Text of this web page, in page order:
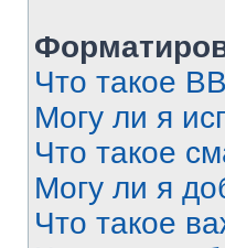
Что такое
Могу ли я
Что такое
Могу ли я
Что такое